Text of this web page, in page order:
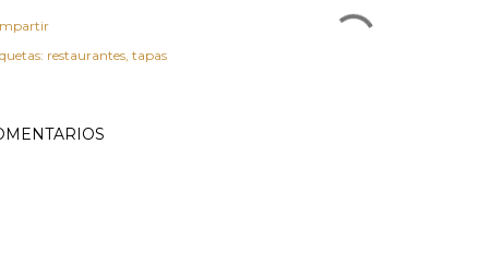
restaurantes tapas